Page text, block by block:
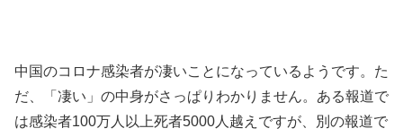
中国のコロナ感染者が凄いことになっているようです。た
だ、「凄い」の中身がさっぱりわかりません。ある報道で
は感染者100万人以上死者5000人越えですが、別の報道で